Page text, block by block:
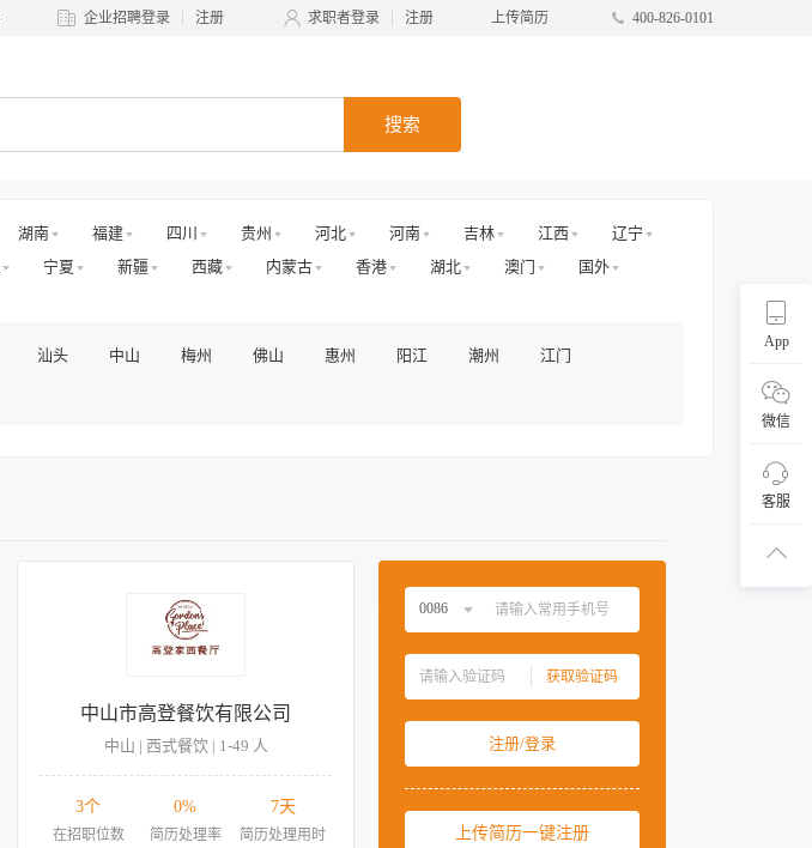
企业招聘登录 注册 求职者登录 注册 上传简历 400-826-0101
搜索
湖南 福建 四川 贵州 河北 河南 吉林 江西
辽宁
宁夏 新疆 西藏 内蒙古 香港 湖北 澳门
国外
汕头 中山 梅州 佛山 惠州 阳江 潮州
江门
App
微信
客服
中山市高登餐饮有限公司
中山 | 西式餐饮 | 1-49 人
3个
在招职位数
0%
简历处理率
7天
简历处理用时
0086
获取验证码
注册/登录
上传简历一键注册
中国大陆
0086
中国澳门
00853
西班牙
0034